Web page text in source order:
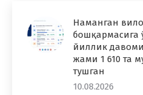
Наманган
бошқармасига
йиллик
жами 1 610 та
тушган
10.08.2026